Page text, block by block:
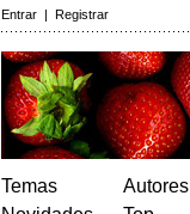
Entrar | Registrar
Temas
Autores